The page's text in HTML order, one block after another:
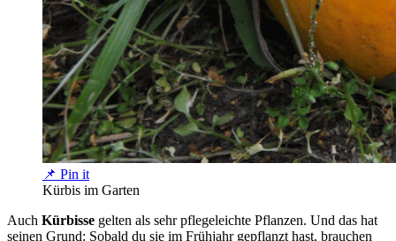
📌 Pin it
Kürbis im Garten
Auch Kürbisse gelten als sehr pflegeleichte Pflanzen. Und das hat
seinen Grund: Sobald du sie im Frühjahr gepflanzt hast, brauchen